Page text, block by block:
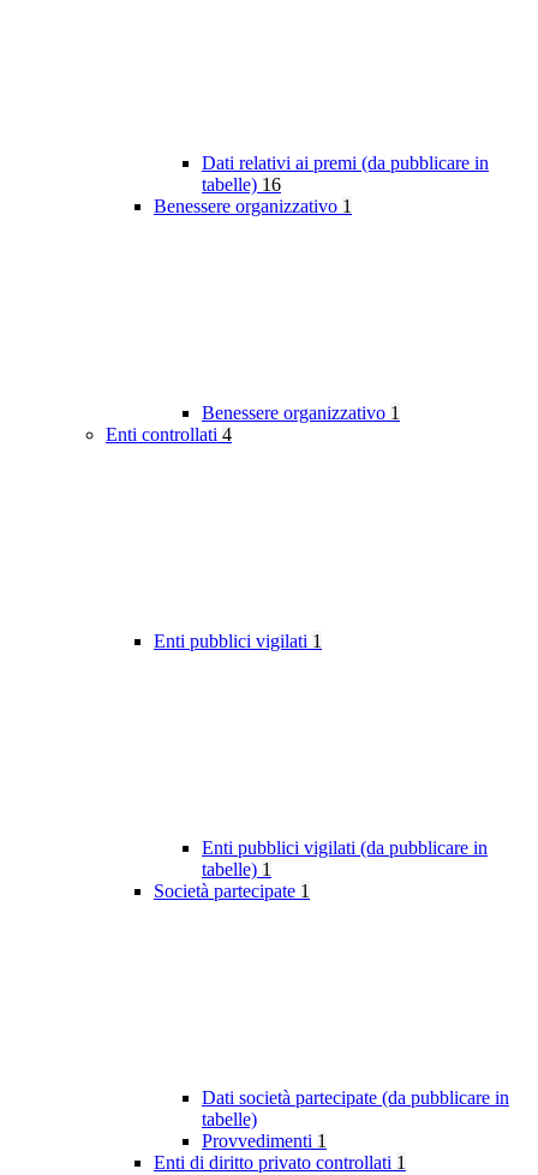
Dati relativi ai premi (da pubblicare in
tabelle) 16
Benessere organizzativo 1
Benessere organizzativo 1
Enti controllati 4
Enti pubblici vigilati 1
Enti pubblici vigilati (da pubblicare in
tabelle) 1
Società partecipate 1
Dati società partecipate (da pubblicare in
tabelle)
Provvedimenti 1
Enti di diritto privato controllati 1